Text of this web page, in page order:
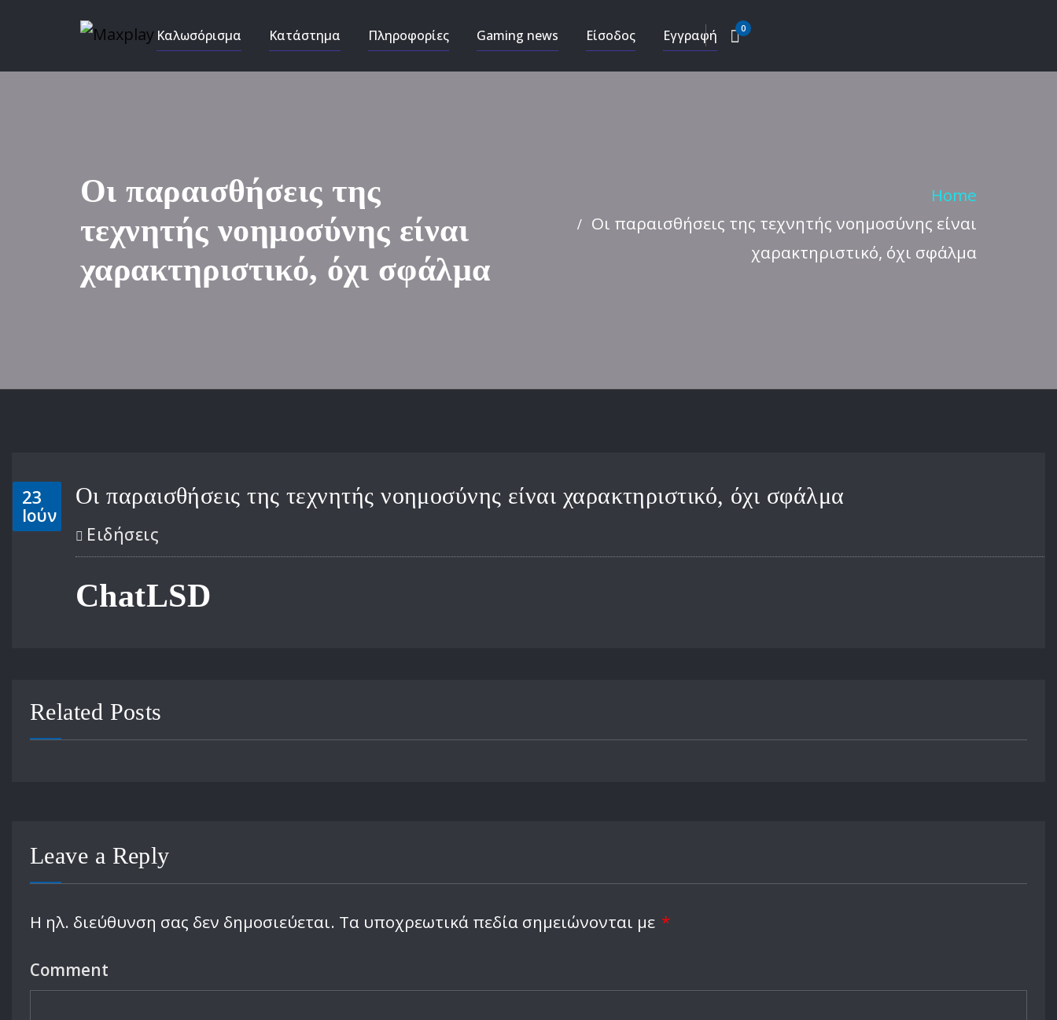
Καλωσόρισμα Κατάστημα Πληροφορίες Gaming news Είσοδος Εγγραφή 0
Οι παραισθήσεις της
τεχνητής νοημοσύνης είναι
χαρακτηριστικό, όχι σφάλμα
Home
Οι παραισθήσεις της τεχνητής νοημοσύνης είναι
χαρακτηριστικό, όχι σφάλμα
23
Ιούν
Οι παραισθήσεις της τεχνητής νοημοσύνης είναι χαρακτηριστικό, όχι σφάλμα
Ειδήσεις
ChatLSD
Related Posts
Leave a Reply
Η ηλ. διεύθυνση σας δεν δημοσιεύεται. Τα υποχρεωτικά πεδία σημειώνονται με *
Comment